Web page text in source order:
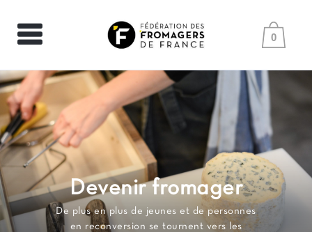
0
Devenir fromager
De plus en plus de jeunes et de personnes
en reconversion se tournent vers les